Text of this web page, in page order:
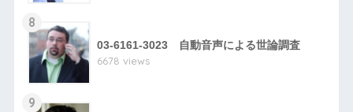
8
03-6161-3023 自動音声による世論調査
6678 views
9